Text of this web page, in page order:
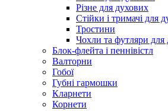
Різне для духових
Стійки і тримачі для
Тростини
Чохли та футляри для
Блок-флейта і пеннівістл
Валторни
Гобої
Губні гармошки
Кларнети
Корнети